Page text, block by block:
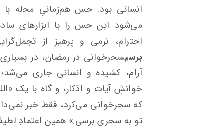
انسانی بود. حس هم‌زمانیِ محله
می‌شود این حس را با ابزارهای
احترام، نرمی و پرهیز از
برسیسحرخوانی در رمضان، در
آرام، کشیده و انسانی جاری
خوانشِ آیات و اذکار، و گاه با یک
که سحرخوانی می‌کرد، فقط خبر
تو به سحری برسی.» همین اعتمادِ